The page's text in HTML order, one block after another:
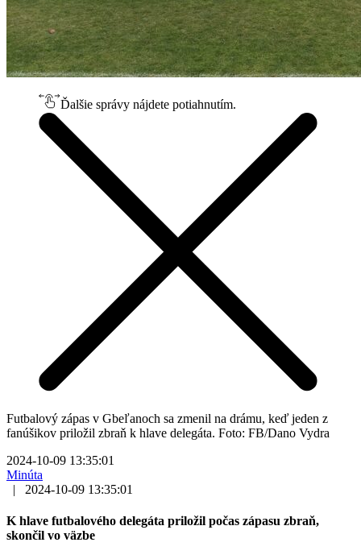
Ďalšie správy nájdete potiahnutím.
Futbalový zápas v Gbeľanoch sa zmenil na drámu, keď jeden z
fanúšikov priložil zbraň k hlave delegáta. Foto: FB/Dano Vydra
2024-10-09 13:35:01
Minúta
|
2024-10-09 13:35:01
K hlave futbalového delegáta priložil počas zápasu zbraň,
skončil vo väzbe